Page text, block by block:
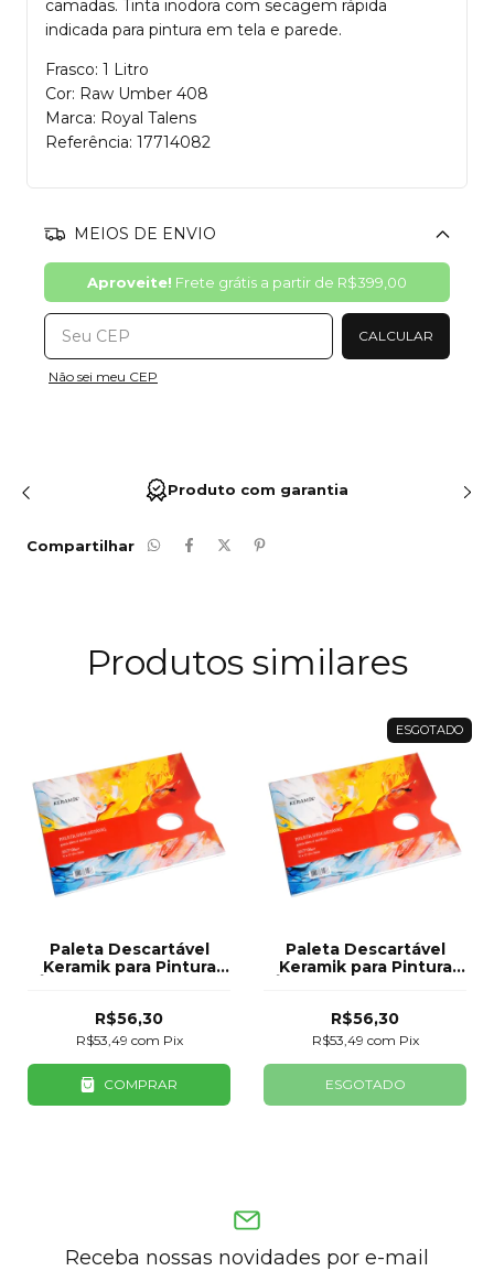
camadas. Tinta inodora com secagem rápida
indicada para pintura em tela e parede.
Frasco: 1 Litro
Cor: Raw Umber 408
Marca: Royal Talens
Referência: 17714082
MEIOS DE ENVIO
Aproveite! Frete grátis a partir de R$399,00
CALCULAR
Não sei meu CEP
Produto com garantia
Compartilhar
Produtos similares
Paleta Descartável
Keramik para Pintura
R$56,30
R$53,49 com Pix
COMPRAR
ESGOTADO
Paleta Descartável
Keramik para Pintura
R$56,30
R$53,49 com Pix
ESGOTADO
Receba nossas novidades por e-mail